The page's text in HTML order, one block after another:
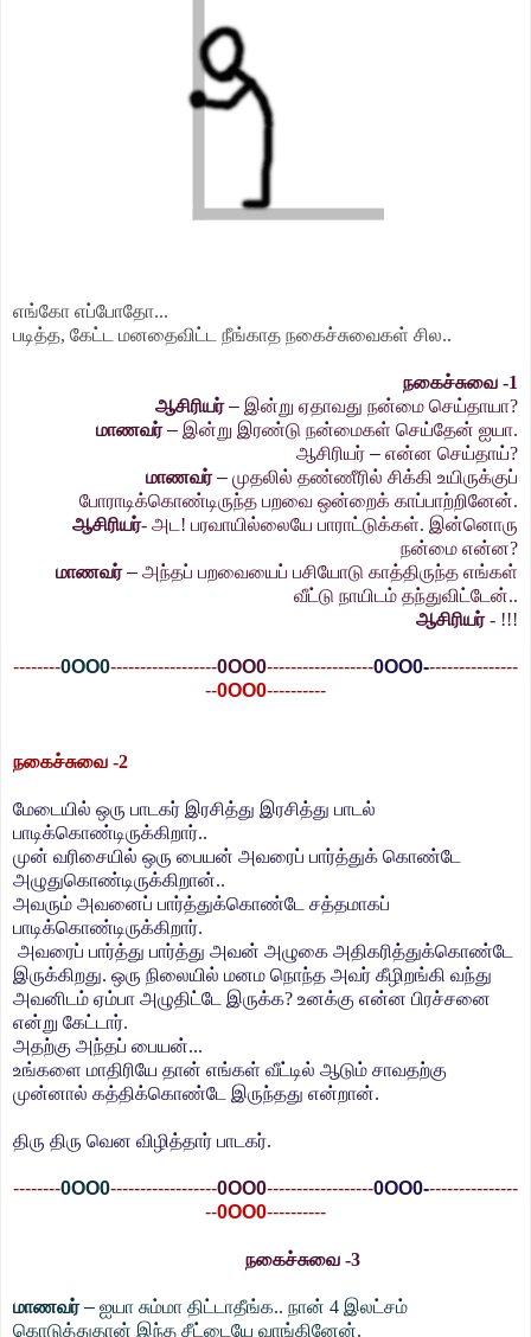
எங்கோ எப்போதோ...
படித்த, கேட்ட மனதைவிட்ட நீங்காத நகைச்சுவைகள் சில..
நகைச்சுவை -1
ஆசிரியர் – இன்று ஏதாவது நன்மை செய்தாயா?
மாணவர் – இன்று இரண்டு நன்மைகள் செய்தேன் ஐயா.
ஆசிரியர் – என்ன செய்தாய்?
மாணவர்– முதலில் தண்ணீரில் சிக்கி உயிருக்குப்
போராடிக்கொண்டிருந்த பறவை ஒன்றைக் காப்பாற்றினேன்.
ஆசிரியர்- அட! பரவாயில்லையே பாராட்டுக்கள். இன்னொரு
நன்மை என்ன?
மாணவர் – அந்தப் பறவையைப் பசியோடு காத்திருந்த எங்கள்
வீட்டு நாயிடம் தந்துவிட்டேன்..
ஆசிரியர்- !!!
--------0OO0------------------0OO0------------------0OO0----------------
--0OO0----------
நகைச்சுவை -2
மேடையில் ஒரு பாடகர் இரசித்து இரசித்து பாடல்
பாடிக்கொண்டிருக்கிறார்..
முன் வரிசையில் ஒரு பையன் அவரைப் பார்த்துக் கொண்டே
அழுதுகொண்டிருக்கிறான்..
அவரும் அவனைப் பார்த்துக்கொண்டே சத்தமாகப்
பாடிக்கொண்டிருக்கிறார்.
அவரைப் பார்த்து பார்த்து அவன் அழுகை அதிகரித்துக்கொண்டே
இருக்கிறது. ஒரு நிலையில் மனம நொந்த அவர் கீழிறங்கி வந்து
அவனிடம் ஏம்பா அழுதிட்டே இருக்க? உனக்கு என்ன பிரச்சனை
என்று கேட்டார்.
அதற்கு அந்தப் பையன்...
உங்களை மாதிரியே தான் எங்கள் வீட்டில் ஆடும் சாவதற்கு
முன்னால் கத்திக்கொண்டே இருந்தது என்றான்.
திரு திரு வென விழித்தார் பாடகர்.
--------0OO0------------------0OO0------------------0OO0----------------
--0OO0----------
நகைச்சுவை -3
மாணவர் – ஐயா சும்மா திட்டாதீங்க.. நான் 4 இலட்சம்
கொடுத்துதான் இந்த சீட்டையே வாங்கினேன்.